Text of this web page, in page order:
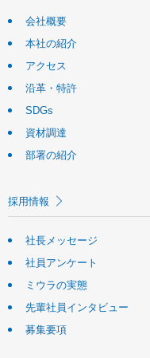
会社概要
本社の紹介
アクセス
沿革・特許
SDGs
資材調達
部署の紹介
採用情報
社長メッセージ
社員アンケート
ミウラの実態
先輩社員インタビュー
募集要項